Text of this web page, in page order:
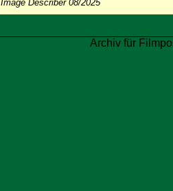
Image Describer 08/2025
Archiv für